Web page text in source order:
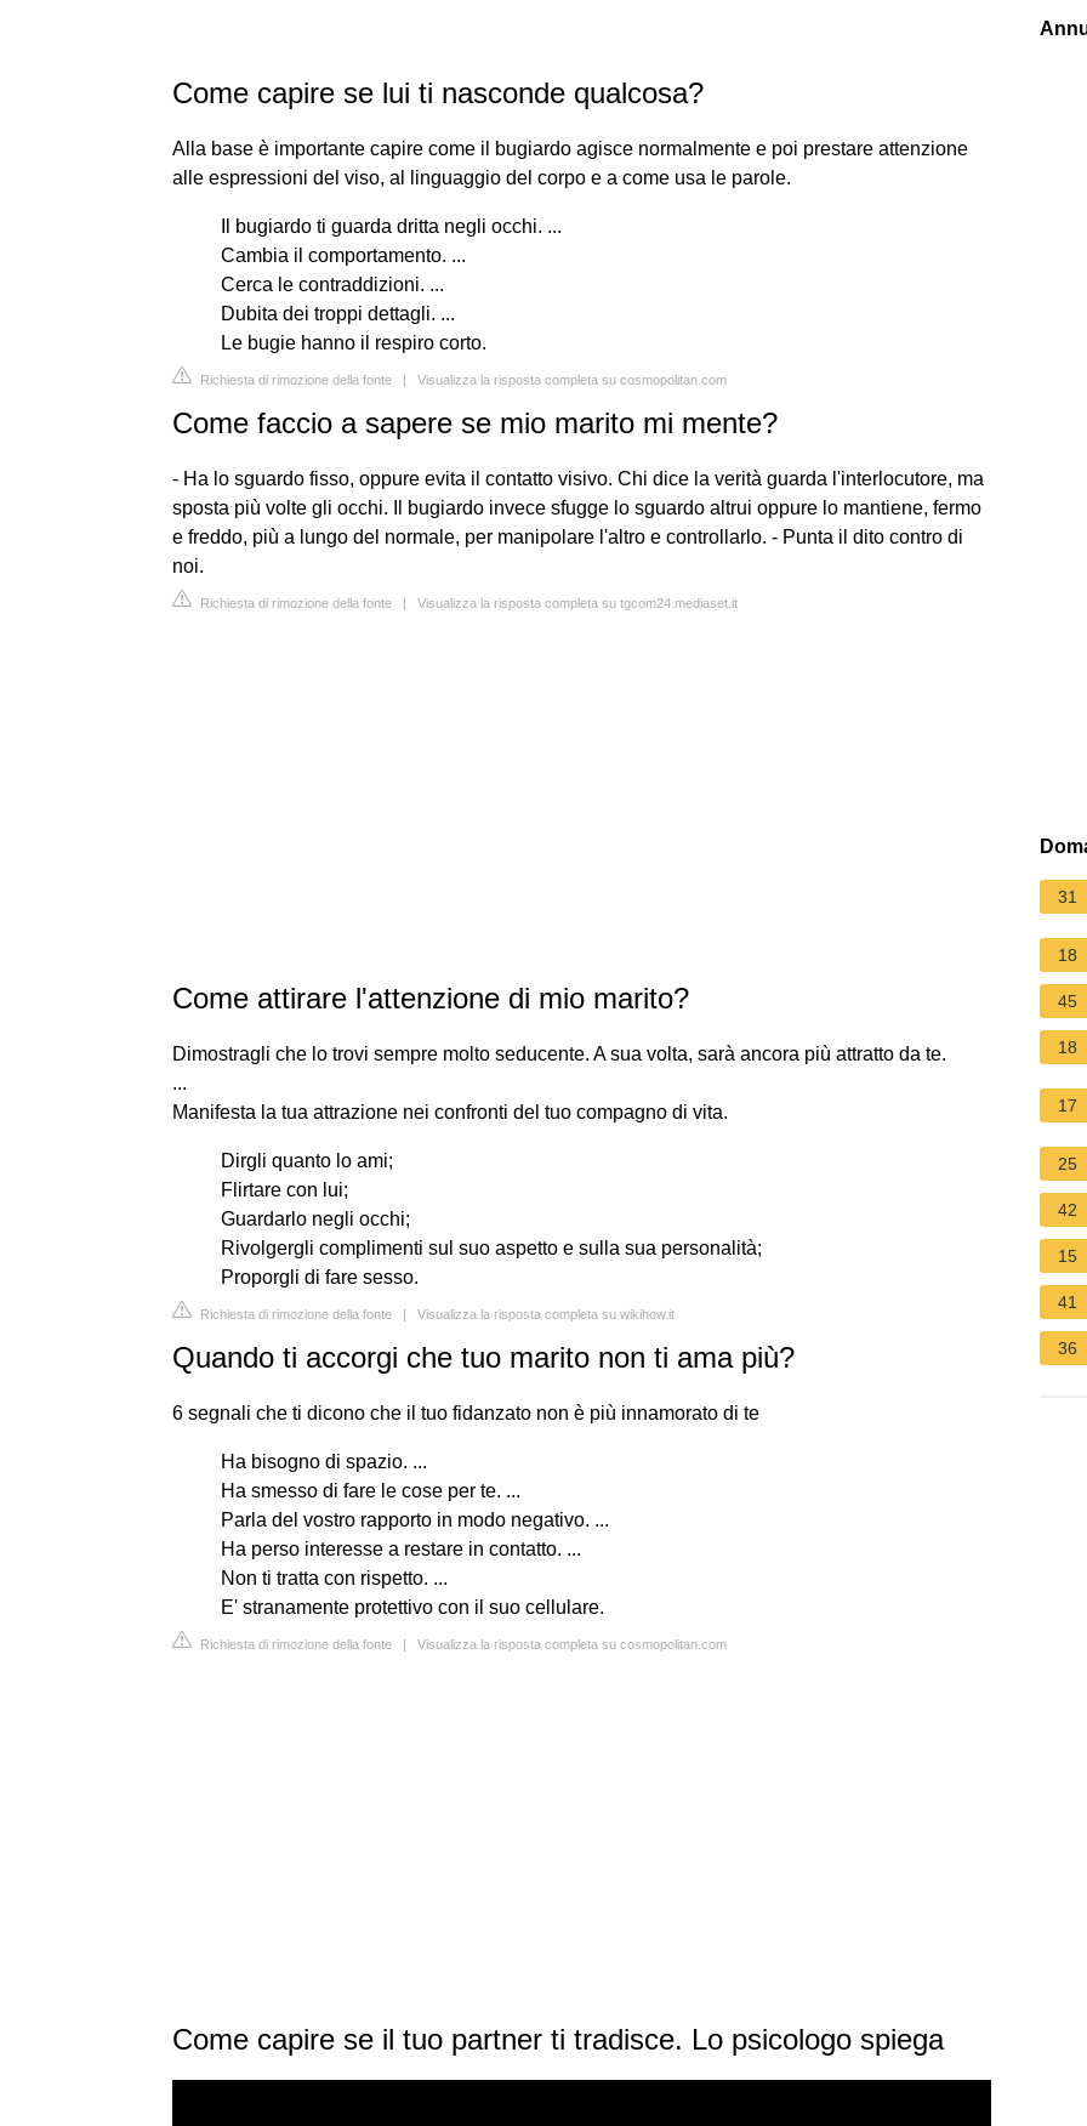
Come capire se lui ti nasconde qualcosa?
Alla base è importante capire come il bugiardo agisce normalmente e poi prestare attenzione
alle espressioni del viso, al linguaggio del corpo e a come usa le parole.
Il bugiardo ti guarda dritta negli occhi. ...
Cambia il comportamento. ...
Cerca le contraddizioni. ...
Dubita dei troppi dettagli. ...
Le bugie hanno il respiro corto.
Richiesta di rimozione della fonte | Visualizza la risposta completa su cosmopolitan.com
Come faccio a sapere se mio marito mi mente?
- Ha lo sguardo fisso, oppure evita il contatto visivo. Chi dice la verità guarda l'interlocutore, ma
sposta più volte gli occhi. Il bugiardo invece sfugge lo sguardo altrui oppure lo mantiene, fermo
e freddo, più a lungo del normale, per manipolare l'altro e controllarlo. - Punta il dito contro di
noi.
Richiesta di rimozione della fonte | Visualizza la risposta completa su tgcom24.mediaset.it
Come attirare l'attenzione di mio marito?
Dimostragli che lo trovi sempre molto seducente. A sua volta, sarà ancora più attratto da te.
...
Manifesta la tua attrazione nei confronti del tuo compagno di vita.
Dirgli quanto lo ami;
Flirtare con lui;
Guardarlo negli occhi;
Rivolgergli complimenti sul suo aspetto e sulla sua personalità;
Proporgli di fare sesso.
Richiesta di rimozione della fonte | Visualizza la risposta completa su wikihow.it
Quando ti accorgi che tuo marito non ti ama più?
6 segnali che ti dicono che il tuo fidanzato non è più innamorato di te
Ha bisogno di spazio. ...
Ha smesso di fare le cose per te. ...
Parla del vostro rapporto in modo negativo. ...
Ha perso interesse a restare in contatto. ...
Non ti tratta con rispetto. ...
E' stranamente protettivo con il suo cellulare.
Richiesta di rimozione della fonte | Visualizza la risposta completa su cosmopolitan.com
Come capire se il tuo partner ti tradisce. Lo psicologo spiega
31
18
45
18
17
25
42
15
41
36